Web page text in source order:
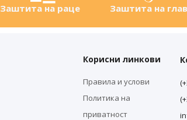
Заштита на раце Заштита на
Корисни линкови
Правила и услови
Политика на
приватност